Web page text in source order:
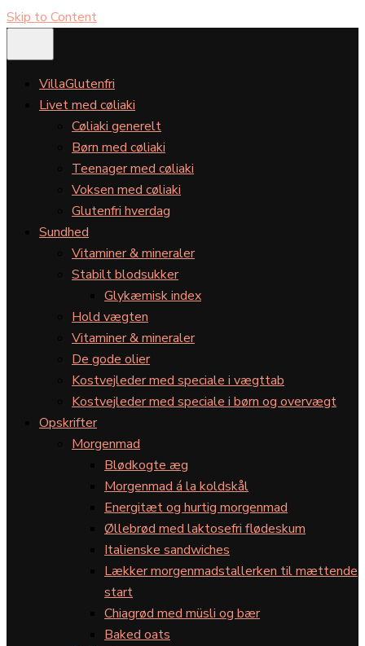
Skip to Content
VillaGlutenfri
Livet med cøliaki
Cøliaki generelt
Børn med cøliaki
Teenager med cøliaki
Voksen med cøliaki
Glutenfri hverdag
Sundhed
Vitaminer & mineraler
Stabilt blodsukker
Glykæmisk index
Hold vægten
Vitaminer & mineraler
De gode olier
Kostvejleder med speciale i vægttab
Kostvejleder med speciale i børn og overvægt
Opskrifter
Morgenmad
Blødkogte æg
Morgenmad á la koldskål
Energitæt og hurtig morgenmad
Øllebrød med laktosefri flødeskum
Italienske sandwiches
Lækker morgenmadstallerken til mættende
start
Chiagrød med müsli og bær
Baked oats